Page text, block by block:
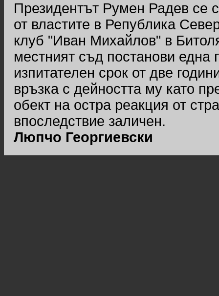
Президентът Румен Радев се
от властите в Република
клуб "Иван Михайлов" в
местният съд постанови една
изпитателен срок от две
връзка с дейността му като
обект на остра реакция от
впоследствие заличен.
Люпчо Георгиевски